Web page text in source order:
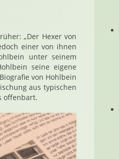
„Der Hexer von
einer von ihnen
unter seinem
seine eigene
von Hohlbein
aus typischen
offenbart.